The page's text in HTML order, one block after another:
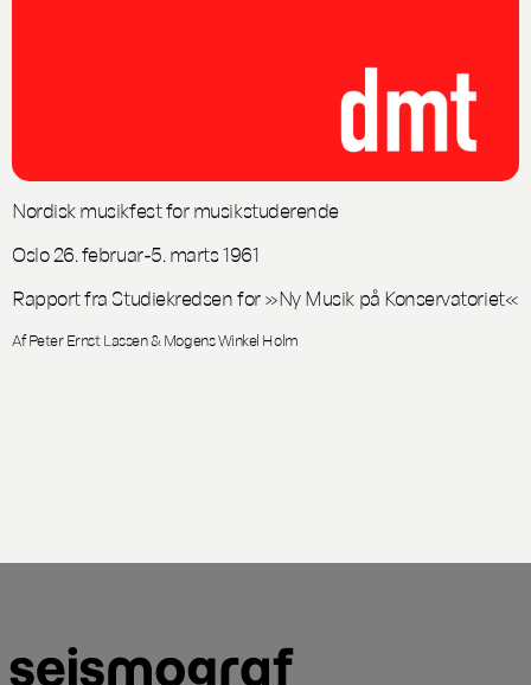
Nordisk musikfest for musikstuderende
Oslo 26. februar-5. marts 1961
Rapport fra Studiekredsen for »Ny Musik på Konservatoriet«
Af Peter Ernst Lassen & Mogens Winkel Holm